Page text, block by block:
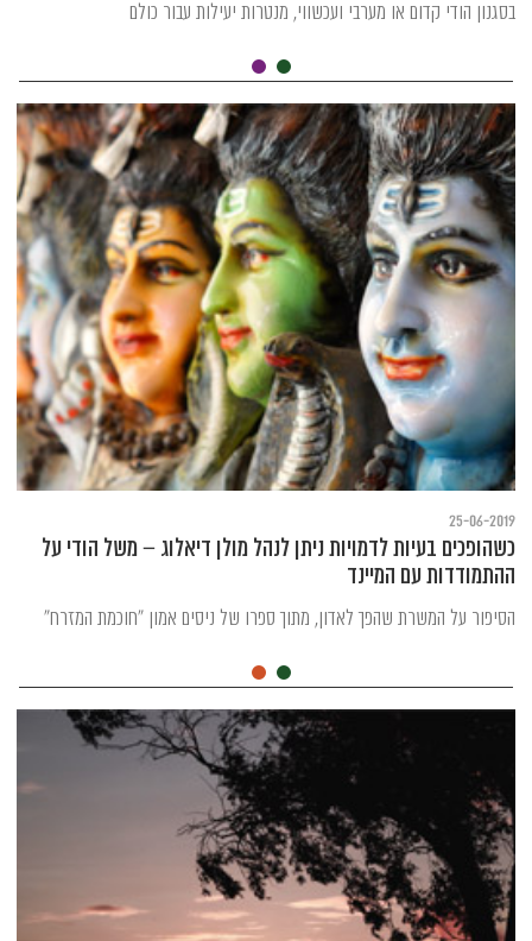
בסגנון הודי קדום או מערבי ועכשווי, מנטרות יעילות עבור כולם
25-06-2019
כשהופכים בעיות לדמויות ניתן לנהל מולן דיאלוג – משל הודי על
ההתמודדות עם המיינד
הסיפור על המשרת שהפך לאדון, מתוך ספרו של ניסים אמון "חוכמת המזרח"